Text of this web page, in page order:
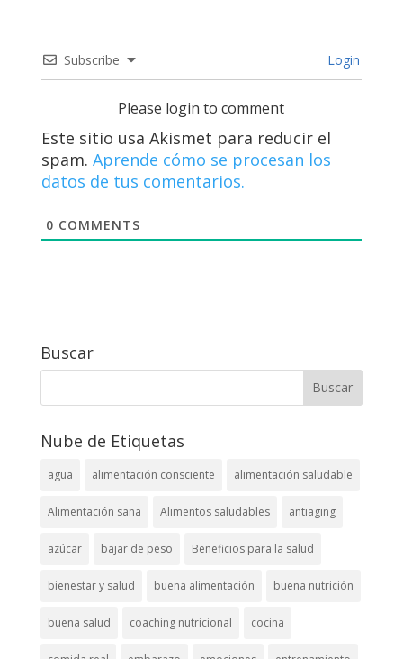
Subscribe Login
Please login to comment
Este sitio usa Akismet para reducir el
spam. Aprende cómo se procesan los
datos de tus comentarios.
0 COMMENTS
Buscar
Nube de Etiquetas
agua alimentación consciente alimentación saludable
Alimentación sana Alimentos saludables antiaging
azúcar bajar de peso Beneficios para la salud
bienestar y salud buena alimentación buena nutrición
buena salud coaching nutricional cocina